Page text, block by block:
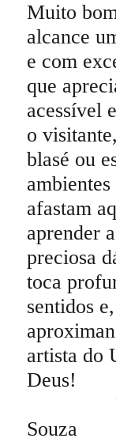
Muito
alcance
e com
que
acessível
o
blasé ou
afastam
aprender
preciosa
toca
sentidos
artista do
Deus!
Souza